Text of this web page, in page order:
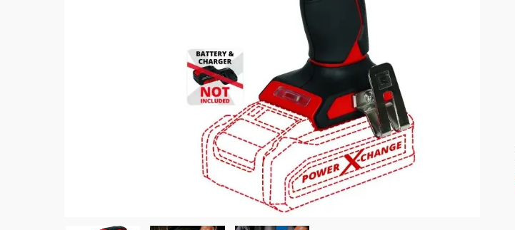
Pino Amarillo
Vigas Estructurales De
Eucaliptus